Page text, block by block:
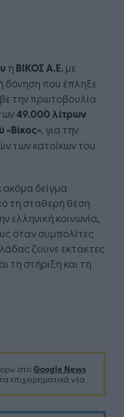
η ΒΙΚΟΣ Α.Ε.με
δόνηση που έπληξε
την πρωτοβουλία
49.000 λίτρων
, για την
των κατοίκων του
ακόμα δείγμα
τη σταθερή θέση
ελληνική κοινωνία,
όταν συμπολίτες
ζούνε έκτακτες
τη στήριξη και τη
στο Google News
επιχειρηματικά νέα